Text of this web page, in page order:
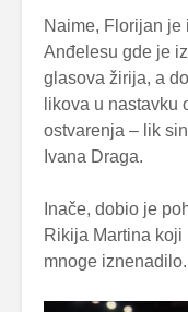
Naime, Florijan je
Anđelesu gde je
glasova žirija, a
likova u nastavku
ostvarenja – lik
Ivana Draga.
Inače, dobio je
Rikija Martina koji
mnoge iznenadilo.